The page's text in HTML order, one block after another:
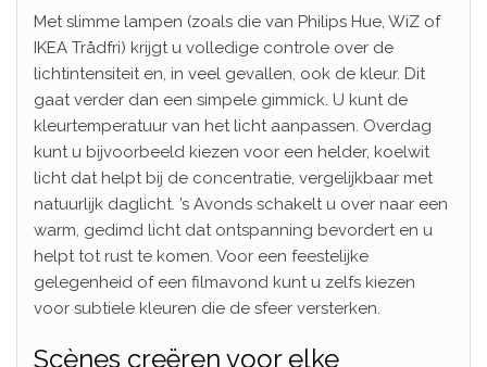
Met slimme lampen (zoals die van Philips Hue, WiZ of
IKEA Trådfri) krijgt u volledige controle over de
lichtintensiteit en, in veel gevallen, ook de kleur. Dit
gaat verder dan een simpele gimmick. U kunt de
kleurtemperatuur van het licht aanpassen. Overdag
kunt u bijvoorbeeld kiezen voor een helder, koelwit
licht dat helpt bij de concentratie, vergelijkbaar met
natuurlijk daglicht. ’s Avonds schakelt u over naar een
warm, gedimd licht dat ontspanning bevordert en u
helpt tot rust te komen. Voor een feestelijke
gelegenheid of een filmavond kunt u zelfs kiezen
voor subtiele kleuren die de sfeer versterken.
Scènes creëren voor elke